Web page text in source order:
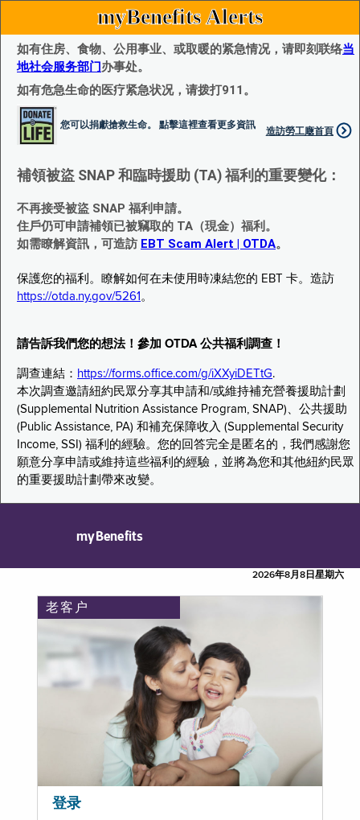
myBenefits Alerts
如有住房、食物、公用事业、或取暖的紧急情况，请即刻联络当
地社会服务部门办事处。
如有危急生命的医疗紧急状况，请拨打911。
您可以捐獻搶救生命。 點擊這裡查看更多資訊
造訪勞工廰首頁
補領被盜 SNAP 和臨時援助 (TA) 福利的重要變化：
不再接受被盜 SNAP 福利申請。
住戶仍可申請補領已被竊取的 TA（現金）福利。
如需瞭解資訊，可造訪 EBT Scam Alert | OTDA。
保護您的福利。瞭解如何在未使用時凍結您的 EBT 卡。造訪
https://otda.ny.gov/5261 。
請告訴我們您的想法！參加 OTDA 公共福利調查！
調查連結： https://forms.office.com/g/iXXyiDETtG.
本次調查邀請紐約民眾分享其申請和/或維持補充營養援助計劃
(Supplemental Nutrition Assistance Program, SNAP)、公共援助
(Public Assistance, PA) 和補充保障收入 (Supplemental Security
Income, SSI) 福利的經驗。您的回答完全是匿名的，我們感謝您
願意分享申請或維持這些福利的經驗，並將為您和其他紐約民眾
的重要援助計劃帶來改變。
myBenefits
2026年8月8日星期六
老客户
登录